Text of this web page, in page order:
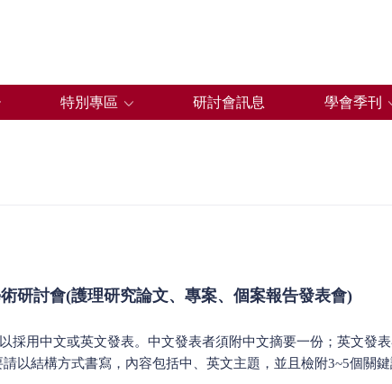
特別專區 研討會訊息 學會季刊
研討會(護理研究論文、專案、個案報告發表會)
採用中文或英文發表。中文發表者須附中文摘要一份；英文發
以結構方式書寫，內容包括中、英文主題，並且檢附3~5個關